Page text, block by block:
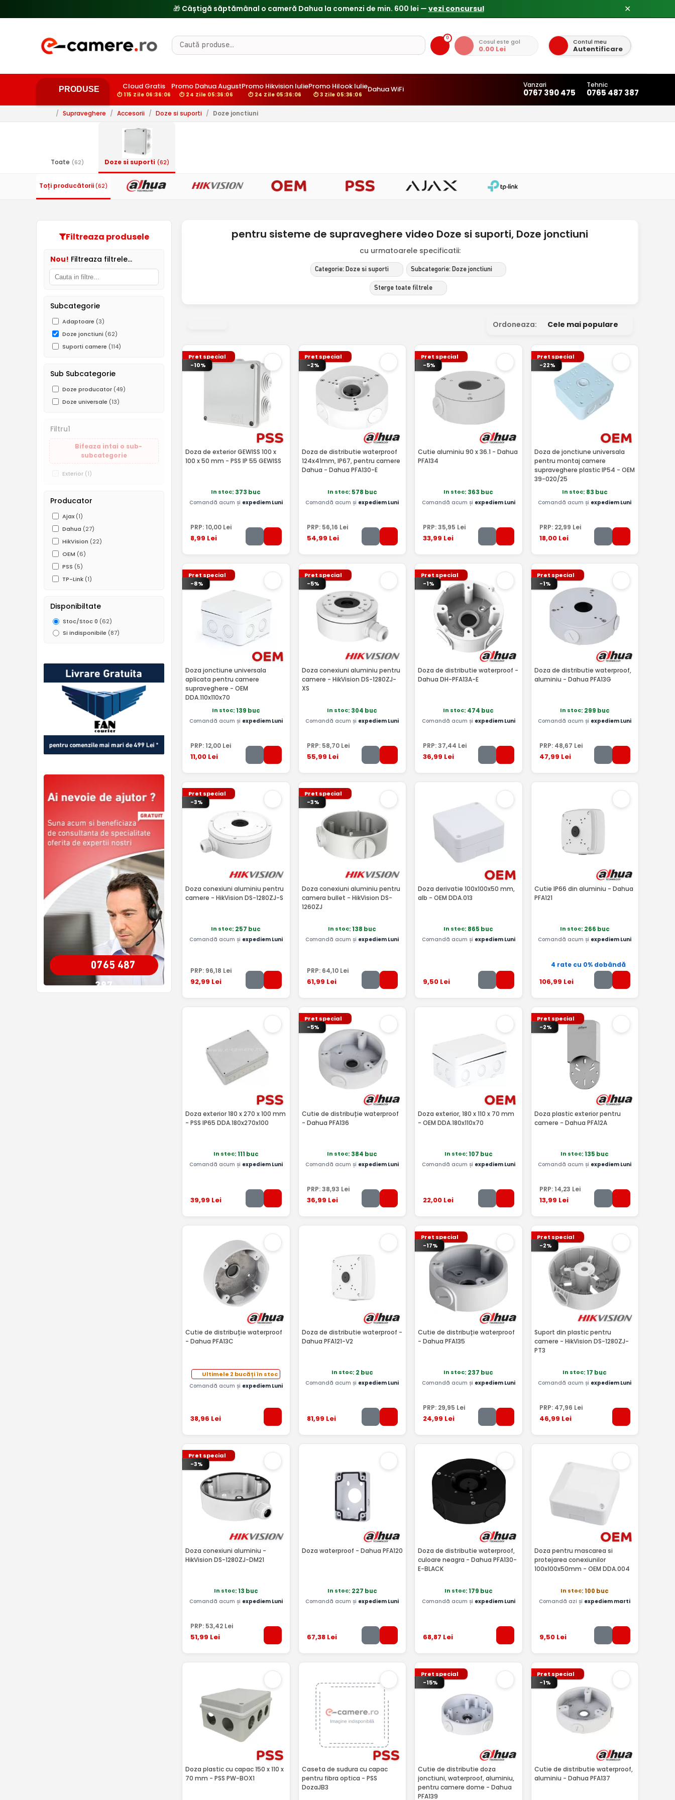
✕
0 Cosul este gol
0.00 Lei
Contul meu
Autentificare
PRODUSE Cloud Gratis
⏱ 115 Zile 06:36:05
Promo Dahua August
⏱ 24 Zile 05:36:05
Promo Hikvision Iulie
⏱ 24 Zile 05:36:05
Promo Hilook Iulie
⏱ 3 Zile 05:36:05
Dahua WiFi Vanzari
0767 390 475
Tehnic
0765 487 387
/ Supraveghere / Accesorii / Doze si suporti / Doze jonctiuni
Toate (62) Doze si suporti (62)
Toți producătorii (62)
Filtreaza produsele
Nou! Filtreaza filtrele...
Subcategorie
Adaptoare (3)
Doze jonctiuni (62)
Suporti camere (114)
Sub Subcategorie
Doze producator (49)
Doze universale (13)
Filtru1
Bifeaza intai o sub-
subcategorie
Exterior (1)
Producator
Ajax (1)
Dahua (27)
HikVision (22)
OEM (6)
PSS (5)
TP-Link (1)
Disponibiltate
Stoc/Stoc 0 (62)
Si indisponibile (87)
0765 487
387
pentru sisteme de supraveghere video Doze si suporti, Doze jonctiuni
cu urmatoarele specificatii:
Categorie: Doze si suporti Subcategorie: Doze jonctiuni
Sterge toate filtrele
Ordoneaza: Cele mai populare
Pret special
-10%
Doza de exterior GEWISS 100 x
100 x 50 mm - PSS IP 55 GEWISS
In stoc: 373 buc
Comandă acum și expediem Luni
PRP: 10,00 Lei
8,99 Lei
Pret special
-2%
Doza de distributie waterproof
124x41mm, IP67, pentru camere
Dahua - Dahua PFA130-E
In stoc: 578 buc
Comandă acum și expediem Luni
PRP: 56,16 Lei
54,99 Lei
Pret special
-5%
Cutie aluminiu 90 x 36.1 - Dahua
PFA134
In stoc: 363 buc
Comandă acum și expediem Luni
PRP:35,95 Lei
33,99 Lei
Pret special
-22%
Doza de jonctiune universala
pentru montaj camere
supraveghere plastic IP54 - OEM
39-020/25
In stoc: 83 buc
Comandă acum și expediem Luni
PRP: 22,99 Lei
18,00Lei
Pret special
-8%
Doza jonctiune universala
aplicata pentru camere
supraveghere - OEM
DDA.110x110x70
In stoc: 139 buc
Comandă acum și expediem Luni
PRP: 12,00 Lei
11,00 Lei
Pret special
-5%
Doza conexiuni aluminiu pentru
camere - HikVision DS-1280ZJ-
XS
In stoc: 304 buc
Comandă acum și expediem Luni
PRP: 58,70Lei
55,99 Lei
Pret special
-1%
Doza de distributie waterproof -
Dahua DH-PFA13A-E
In stoc: 474 buc
Comandă acum și expediem Luni
PRP:37,44 Lei
36,99 Lei
Pret special
-1%
Doza de distributie waterproof,
aluminiu - Dahua PFA13G
In stoc: 299 buc
Comandă acum și expediem Luni
PRP: 48,67 Lei
47,99 Lei
Pret special
-3%
Doza conexiuni aluminiu pentru
camere - HikVision DS-1280ZJ-S
In stoc: 257 buc
Comandă acum și expediem Luni
PRP: 96,18 Lei
92,99 Lei
Pret special
-3%
Doza conexiuni aluminiu pentru
camera bullet - HikVision DS-
1260ZJ
In stoc: 138 buc
Comandă acum și expediem Luni
PRP: 64,10Lei
61,99 Lei
Doza derivatie 100x100x50 mm,
alb - OEM DDA.013
In stoc: 865 buc
Comandă acum și expediem Luni
9,50 Lei
Cutie IP66 din aluminiu - Dahua
PFA121
In stoc: 266 buc
Comandă acum și expediem Luni
4 rate cu 0% dobândă
106,99 Lei
Doza exterior 180 x 270 x 100 mm
- PSS IP65 DDA.180x270x100
In stoc: 111 buc
Comandă acum și expediem Luni
39,99 Lei
Pret special
-5%
Cutie de distribuție waterproof
- Dahua PFA136
In stoc: 384 buc
Comandă acum și expediem Luni
PRP:38,93 Lei
36,99 Lei
Doza exterior, 180 x 110 x 70 mm
- OEM DDA.180x110x70
In stoc: 107 buc
Comandă acum și expediem Luni
22,00 Lei
Pret special
-2%
Doza plastic exterior pentru
camere - Dahua PFA12A
In stoc: 135 buc
Comandă acum și expediem Luni
PRP: 14,23 Lei
13,99 Lei
Cutie de distribuție waterproof
- Dahua PFA13C
Ultimele 2 bucăți în stoc
Comandă acum și expediem Luni
38,96 Lei
Doza de distributie waterproof -
Dahua PFA121-V2
In stoc: 2 buc
Comandă acum și expediem Luni
81,99 Lei
Pret special
-17%
Cutie de distribuție waterproof
- Dahua PFA135
In stoc: 237 buc
Comandă acum și expediem Luni
PRP: 29,95 Lei
24,99 Lei
Pret special
-2%
Suport din plastic pentru
camere - HikVision DS-1280ZJ-
PT3
In stoc: 17 buc
Comandă acum și expediem Luni
PRP: 47,96 Lei
46,99 Lei
Pret special
-3%
Doza conexiuni aluminiu -
HikVision DS-1280ZJ-DM21
In stoc: 13 buc
Comandă acum și expediem Luni
PRP: 53,42 Lei
51,99 Lei
Doza waterproof - Dahua PFA120
In stoc: 227 buc
Comandă acum și expediem Luni
67,38Lei
Doza de distributie waterproof,
culoare neagra - Dahua PFA130-
E-BLACK
In stoc: 179 buc
Comandă acum și expediem Luni
68,87 Lei
Doza pentru mascarea si
protejarea conexiunilor
100x100x50mm - OEM DDA.004
In stoc: 100 buc
Comandă azi și expediem marti
9,50Lei
Doza plastic cu capac 150 x 110 x
70 mm - PSS PW-BOX1
Caseta de sudura cu capac
pentru fibra optica - PSS
DozaJB3
Pret special
-15%
Cutie de distributie doza
jonctiuni, waterproof, aluminiu,
pentru camere dome - Dahua
PFA139
Pret special
-1%
Cutie de distributie waterproof,
aluminiu - Dahua PFA137